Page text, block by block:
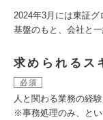
2024年3月には東証
基盤のもと、会社と
求められるス
必須
人と関わる業務の経験
※事務処理のみ、と